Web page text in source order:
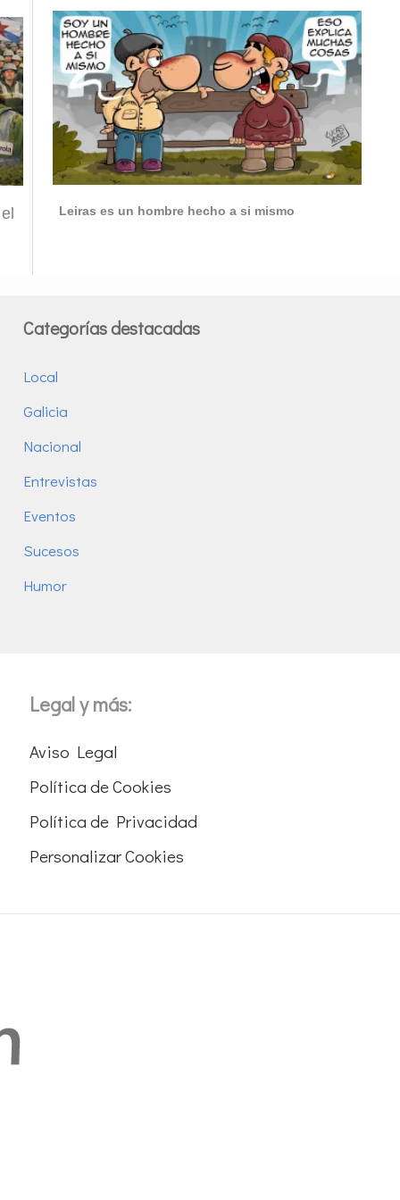
Leiras es un hombre hecho a si mismo
Categorías destacadas
Local
Galicia
Nacional
Entrevistas
Eventos
Sucesos
Humor
Legal y más:
Aviso Legal
Política de Cookies
Política de Privacidad
Personalizar Cookies